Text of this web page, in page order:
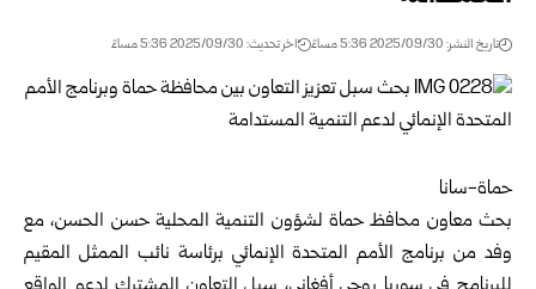
تاريخ النشر: 2025/09/30 5:36 مساءً اخر تحديث: 2025/09/30 5:36 مساءً
حماة-سانا
بحث معاون محافظ حماة لشؤون التنمية المحلية حسن الحسن، مع
وفد من برنامج الأمم المتحدة الإنمائي برئاسة نائب الممثل المقيم